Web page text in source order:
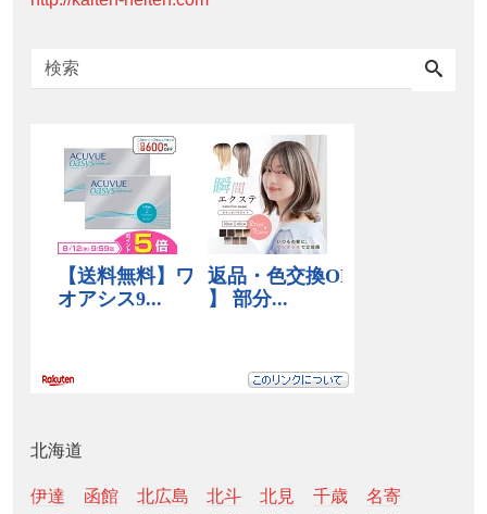
北海道
伊達 函館 北広島 北斗 北見 千歳
名寄